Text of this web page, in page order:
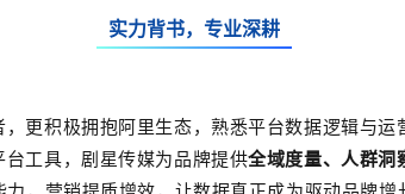
实力背书，专业深耕
更积极拥抱阿里生态，熟悉平台数据逻辑与运
工具，剧星传媒为品牌提供全域度量、人群洞